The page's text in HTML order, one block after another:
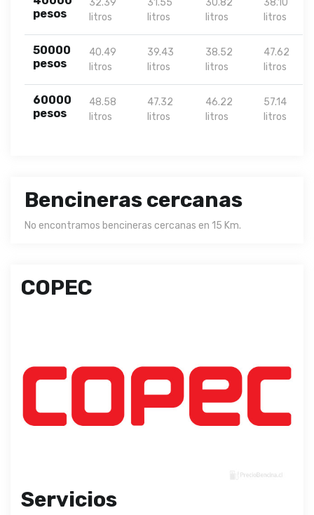
pesos
litros
litros
litros
litros
50000
pesos
40.49
litros
39.43
litros
38.52
litros
47.62
litros
60000
pesos
48.58
litros
47.32
litros
46.22
litros
57.14
litros
Bencineras cercanas
No encontramos bencineras cercanas en 15 Km.
COPEC
Servicios